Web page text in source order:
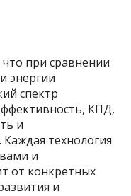
при сравнении
энергии
спектр
КПД,
и
Каждая технология
и
от конкретных
и